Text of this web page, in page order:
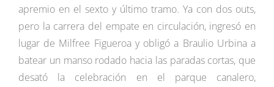
apremio en el sexto y último tramo. Ya con dos outs,
pero la carrera del empate en circulación, ingresó en
lugar de Milfree Figueroa y obligó a Braulio Urbina a
batear un manso rodado hacia las paradas cortas, que
desató la celebración en el parque canalero,